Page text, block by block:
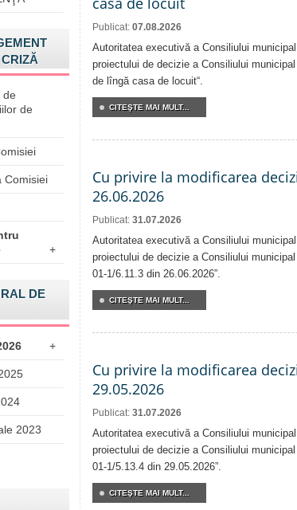
de
de
Comisiei
+
DE
+
2023
Publicat: 07.08.2026
Autoritatea executivă a Consiliului
proiectului de decizie a Consiliului
de lîngă casa de locuit“.
CITEŞTE MAI MULT...
Cu privire la modificarea
26.06.2026
Publicat: 31.07.2026
Autoritatea executivă a Consiliului
proiectului de decizie a Consiliului
01-1/6.11.3 din 26.06.2026”.
CITEŞTE MAI MULT...
Cu privire la modificarea
29.05.2026
Publicat: 31.07.2026
Autoritatea executivă a Consiliului
proiectului de decizie a Consiliului
01-1/5.13.4 din 29.05.2026”.
CITEŞTE MAI MULT...